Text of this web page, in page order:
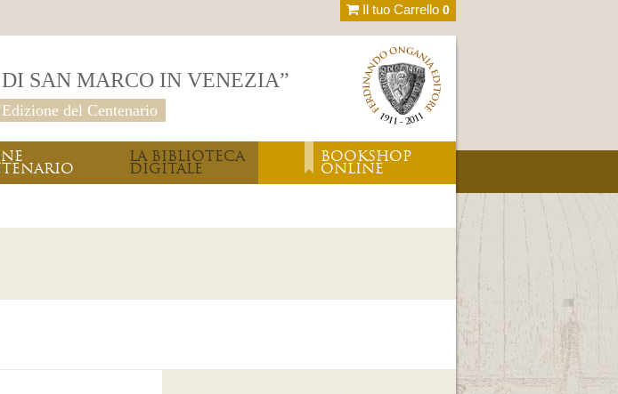
Il tuo Carrello 0
SAN MARCO IN VENEZIA”
del Centenario
LA BIBLIOTECA
DIGITALE
BOOKSHOP
ONLINE